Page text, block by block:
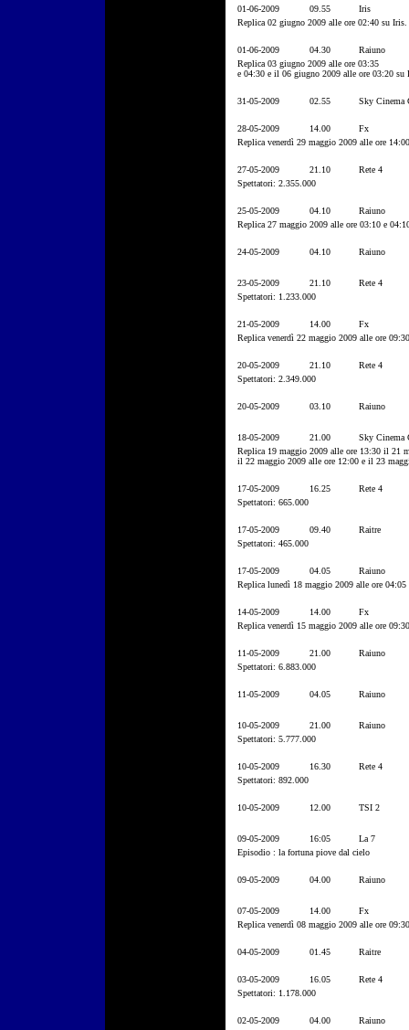
01-06-2009 09.55
Iris
Replica 02 giugno 2009 alle ore 02:40 su Iris.
01-06-2009 04.30
Raiuno
Replica 03 giugno 2009 alle ore 03:35
e 04:30 e il 06 giugno 2009 alle ore 03:20 su
31-05-2009 02.55 Sky Cinema
28-05-2009 14.00
Fx
Replica venerdì 29 maggio 2009 alle ore
27-05-2009 21.10
Rete 4
Spettatori: 2.355.000
25-05-2009 04.10
Raiuno
Replica 27 maggio 2009 alle ore 03:10 e
24-05-2009 04.10 Raiuno
23-05-2009 21.10
Rete 4
Spettatori: 1.233.000
21-05-2009 14.00
Fx
Replica venerdì 22 maggio 2009 alle ore
20-05-2009 21.10
Rete 4
Spettatori: 2.349.000
20-05-2009 03.10 Raiuno
18-05-2009 21.00
Sky Cinema
Replica 19 maggio 2009 alle ore 13:30 il 21
il 22 maggio 2009 alle ore 12:00 e il 23
17-05-2009 16.25
Rete 4
Spettatori: 665.000
17-05-2009 09.40
Raitre
Spettatori: 465.000
17-05-2009 04.05
Raiuno
Replica lunedì 18 maggio 2009 alle ore 04:05
14-05-2009 14.00
Fx
Replica venerdì 15 maggio 2009 alle ore
11-05-2009 21.00
Raiuno
Spettatori: 6.883.000
11-05-2009 04.05 Raiuno
10-05-2009 21.00
Raiuno
Spettatori: 5.777.000
10-05-2009 16.30
Rete 4
Spettatori: 892.000
10-05-2009 12.00 TSI 2
09-05-2009 16:05
La 7
Episodio : la fortuna piove dal cielo
09-05-2009 04.00 Raiuno
07-05-2009 14.00
Fx
Replica venerdì 08 maggio 2009 alle ore
04-05-2009 01.45 Raitre
03-05-2009 16.05
Rete 4
Spettatori: 1.178.000
02-05-2009 04.00 Raiuno